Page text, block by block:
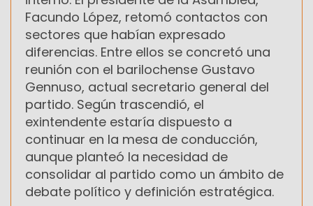
Facundo López, retomó contactos con
sectores que habían expresado
diferencias. Entre ellos se concretó una
reunión con el barilochense Gustavo
Gennuso, actual secretario general del
partido. Según trascendió, el
exintendente estaría dispuesto a
continuar en la mesa de conducción,
aunque planteó la necesidad de
consolidar al partido como un ámbito de
debate político y definición estratégica.